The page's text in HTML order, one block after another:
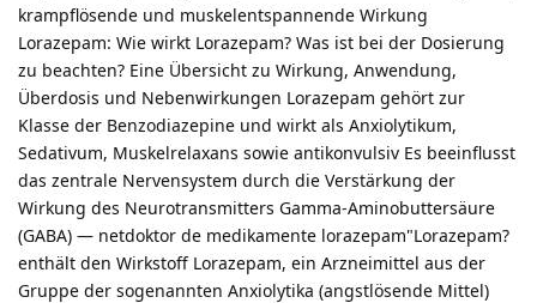
krampflösende und muskelentspannende Wirkung
Lorazepam: Wie wirkt Lorazepam? Was ist bei der Dosierung
zu beachten? Eine Übersicht zu Wirkung, Anwendung,
Überdosis und Nebenwirkungen Lorazepam gehört zur
Klasse der Benzodiazepine und wirkt als Anxiolytikum,
Sedativum, Muskelrelaxans sowie antikonvulsiv Es beeinflusst
das zentrale Nervensystem durch die Verstärkung der
Wirkung des Neurotransmitters Gamma-Aminobuttersäure
(GABA) — netdoktor de medikamente lorazepam"Lorazepam?
enthält den Wirkstoff Lorazepam, ein Arzneimittel aus der
Gruppe der sogenannten Anxiolytika (angstlösende Mittel)